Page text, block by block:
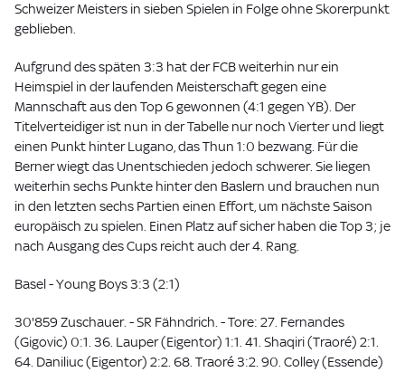
Schweizer Meisters in sieben Spielen in Folge ohne Skorerpunkt
geblieben.
Aufgrund des späten 3:3 hat der FCB weiterhin nur ein
Heimspiel in der laufenden Meisterschaft gegen eine
Mannschaft aus den Top 6 gewonnen (4:1 gegen YB). Der
Titelverteidiger ist nun in der Tabelle nur noch Vierter und liegt
einen Punkt hinter Lugano, das Thun 1:0 bezwang. Für die
Berner wiegt das Unentschieden jedoch schwerer. Sie liegen
weiterhin sechs Punkte hinter den Baslern und brauchen nun
in den letzten sechs Partien einen Effort, um nächste Saison
europäisch zu spielen. Einen Platz auf sicher haben die Top 3; je
nach Ausgang des Cups reicht auch der 4. Rang.
Basel - Young Boys 3:3 (2:1)
30'859 Zuschauer. - SR Fähndrich. - Tore: 27. Fernandes
(Gigovic) 0:1. 36. Lauper (Eigentor) 1:1. 41. Shaqiri (Traoré) 2:1.
64. Daniliuc (Eigentor) 2:2. 68. Traoré 3:2. 90. Colley (Essende)